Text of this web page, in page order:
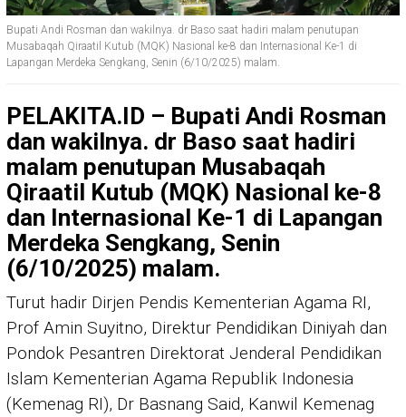
Bupati Andi Rosman dan wakilnya. dr Baso saat hadiri malam penutupan
Musabaqah Qiraatil Kutub (MQK) Nasional ke-8 dan Internasional Ke-1 di
Lapangan Merdeka Sengkang, Senin (6/10/2025) malam.
PELAKITA.ID – Bupati Andi Rosman
dan wakilnya. dr Baso saat hadiri
malam penutupan Musabaqah
Qiraatil Kutub (MQK) Nasional ke-8
dan Internasional Ke-1 di Lapangan
Merdeka Sengkang, Senin
(6/10/2025) malam.
Turut hadir Dirjen Pendis Kementerian Agama RI,
Prof Amin Suyitno, Direktur Pendidikan Diniyah dan
Pondok Pesantren Direktorat Jenderal Pendidikan
Islam Kementerian Agama Republik Indonesia
(Kemenag RI), Dr Basnang Said, Kanwil Kemenag